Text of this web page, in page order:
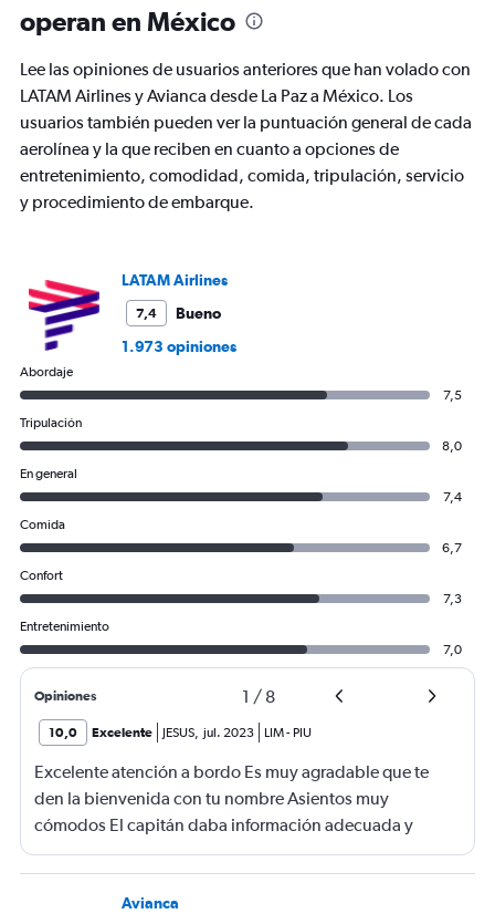
categories.
The
chart
1
Y
axis
displaying
Range:
operan en México
Lee las opiniones de usuarios anteriores que han volado con
LATAM Airlines y Avianca desde La Paz a México. Los
usuarios también pueden ver la puntuación general de cada
aerolínea y la que reciben en cuanto a opciones de
entretenimiento, comodidad, comida, tripulación, servicio
y procedimiento de embarque.
LATAM Airlines
7,4
Bueno
1.973 opiniones
Abordaje
7,5
Tripulación
8,0
En general
7,4
Comida
6,7
Confort
7,3
Entretenimiento
7,0
Opiniones 1 / 8
10,0 Excelente JESUS, jul. 2023 LIM- PIU
Excelente atención a bordo Es muy agradable que te
den la bienvenida con tu nombre Asientos muy
cómodos El capitán daba información adecuada y
oportuna sobre el vuelo, demora inicial, turbulencias,
aterrizaje en destino y otros detalles del vuelo
Avianca